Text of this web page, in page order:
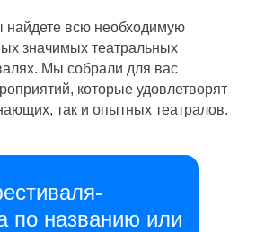
всю необходимую
значимых театральных
Мы собрали для вас
которые удовлетворят
так и опытных театралов.
по названию или